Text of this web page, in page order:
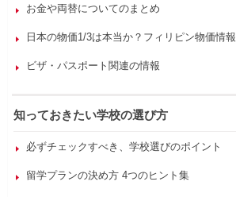
お金や両替についてのまとめ
日本の物価1/3は本当か？フィリピン物価情報
ビザ・パスポート関連の情報
知っておきたい学校の選び方
必ずチェックすべき、学校選びのポイント
留学プランの決め方 4つのヒント集